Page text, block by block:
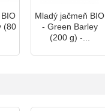
(80
Mladý jačmeň BIO
- Green Barley
(200 g) -...